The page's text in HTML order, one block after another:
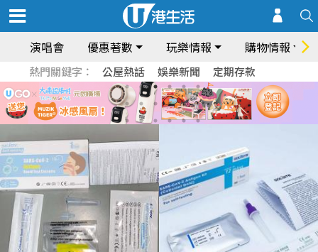
演唱會 優惠著數 玩樂情報 購物情報
熱門關鍵字： 公屋熱話 娛樂新聞 定期存款